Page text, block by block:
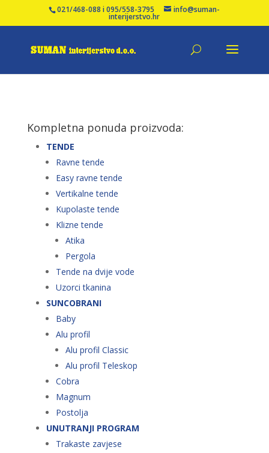
021/468-088 i 095/558-3795 info@suman-
interijerstvo.hr
Kompletna ponuda proizvoda:
TENDE
Ravne tende
Easy ravne tende
Vertikalne tende
Kupolaste tende
Klizne tende
Atika
Pergola
Tende na dvije vode
Uzorci tkanina
SUNCOBRANI
Baby
Alu profil
Alu profil Classic
Alu profil Teleskop
Cobra
Magnum
Postolja
UNUTRANJI PROGRAM
Trakaste zavjese